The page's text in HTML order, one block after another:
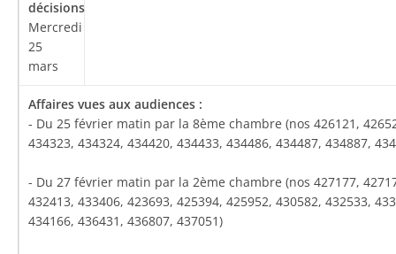
Mercredi
25
mars
- Du 25 février matin par la 8ème chambre (nos 426121,
434323, 434324, 434420, 434433, 434486, 434487, 434887,
- Du 27 février matin par la 2ème chambre (nos 427177,
432413, 433406, 423693, 425394, 425952, 430582, 432533,
434166, 436431, 436807, 437051)